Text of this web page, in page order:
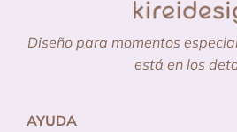
Diseño para momentos
está en los
AYUDA